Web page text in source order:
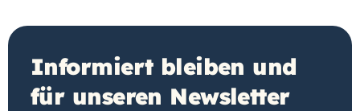
Informiert bleiben und
für unseren Newsletter